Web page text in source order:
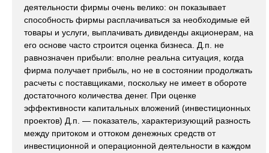
деятельности фирмы очень велико: он показывает
способность фирмы расплачиваться за необходимые ей
товары и услуги, выплачивать дивиденды акционерам, на
его основе часто строится оценка бизнеса. Д.п. не
равнозначен прибыли: вполне реальна ситуация, когда
фирма получает прибыль, но не в состоянии продолжать
расчеты с поставщиками, поскольку не имеет в обороте
достаточного количества денег. При оценке
эффективности капитальных вложений (инвестиционных
проектов) Д.п. — показатель, характеризующий разность
между притоком и оттоком денежных средств от
инвестиционной и операционной деятельности в каждом